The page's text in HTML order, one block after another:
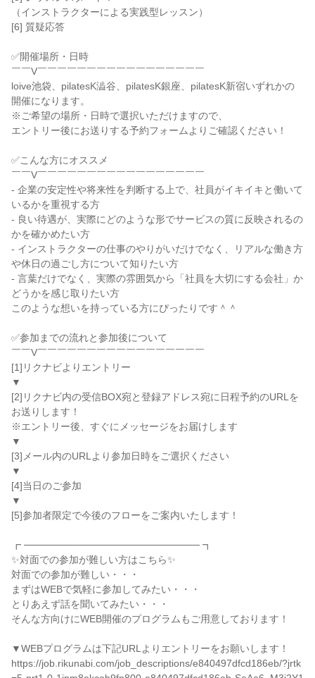
（インストラクターによる実践型レッスン）
[6] 質疑応答
✅開催場所・日時
￣￣V￣￣￣￣￣￣￣￣￣￣￣￣￣￣￣￣￣
loive池袋、pilatesK澁谷、pilatesK銀座、pilatesK新宿いずれかの
開催になります。
※ご希望の場所・日時で選択いただけますので、
エントリー後にお送りする予約フォームよりご確認ください！
✅こんな方にオススメ
￣￣V￣￣￣￣￣￣￣￣￣￣￣￣￣￣￣￣￣
- 企業の安定性や将来性を判断する上で、社員がイキイキと働いて
いるかを重視する方
- 良い待遇が、実際にどのような形でサービスの質に反映されるの
かを確かめたい方
- インストラクターの仕事のやりがいだけでなく、リアルな働き方
や休日の過ごし方について知りたい方
- 言葉だけでなく、実際の雰囲気から「社員を大切にする会社」か
どうかを感じ取りたい方
このような想いを持っている方にぴったりです＾＾
✅参加までの流れと参加後について
￣￣V￣￣￣￣￣￣￣￣￣￣￣￣￣￣￣￣￣
[1]リクナビよりエントリー
▼
[2]リクナビ内の受信BOX宛と登録アドレス宛に日程予約のURLを
お送りします！
※エントリー後、すぐにメッセージをお届けします
▼
[3]メール内のURLより参加日時をご選択ください
▼
[4]当日のご参加
▼
[5]参加者限定で今後のフローをご案内いたします！
┏ ───────────────────────── ┓
✨対面での参加が難しい方はこちら✨
対面での参加が難しい・・・
まずはWEBで気軽に参加してみたい・・・
とりあえず話を聞いてみたい・・・
そんな方向けにWEB開催のプログラムもご用意しております！
▼WEBプログラムは下記URLよりエントリーをお願いします！
https://job.rikunabi.com/job_descriptions/e840497dfcd186eb/?jrtk